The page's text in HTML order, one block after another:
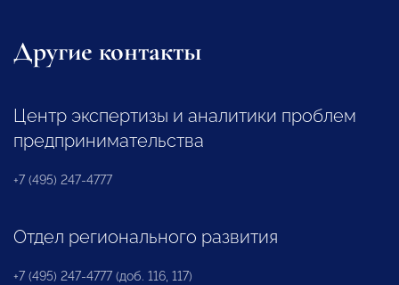
Другие контакты
Центр экспертизы и аналитики проблем
предпринимательства
+7 (495) 247-4777
Отдел регионального развития
+7 (495) 247-4777 (доб. 116, 117)